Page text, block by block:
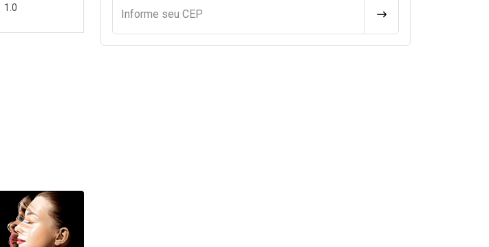
Informe seu CEP CALCULAR FRETE
1.0